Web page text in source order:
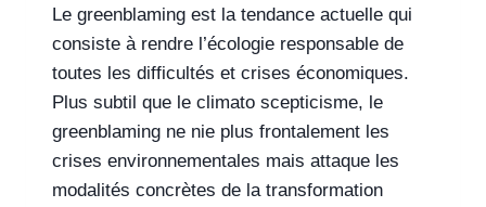
Le greenblaming est la tendance actuelle qui
consiste à rendre l’écologie responsable de
toutes les difficultés et crises économiques.
Plus subtil que le climato scepticisme, le
greenblaming ne nie plus frontalement les
crises environnementales mais attaque les
modalités concrètes de la transformation